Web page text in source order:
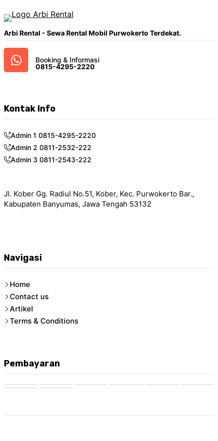
Arbi Rental - Sewa Rental Mobil Purwokerto Terdekat.
Booking & Informasi
0815-4295-2220
Kontak Info
Admin 1 0815-4295-2220
Admin 2 0811-2532-222
Admin 3 0811-2543-222
Jl. Kober Gg. Radiul No.51, Kober, Kec. Purwokerto Bar.,
Kabupaten Banyumas, Jawa Tengah 53132
Navigasi
Home
Contact us
Artikel
Terms & Conditions
Pembayaran